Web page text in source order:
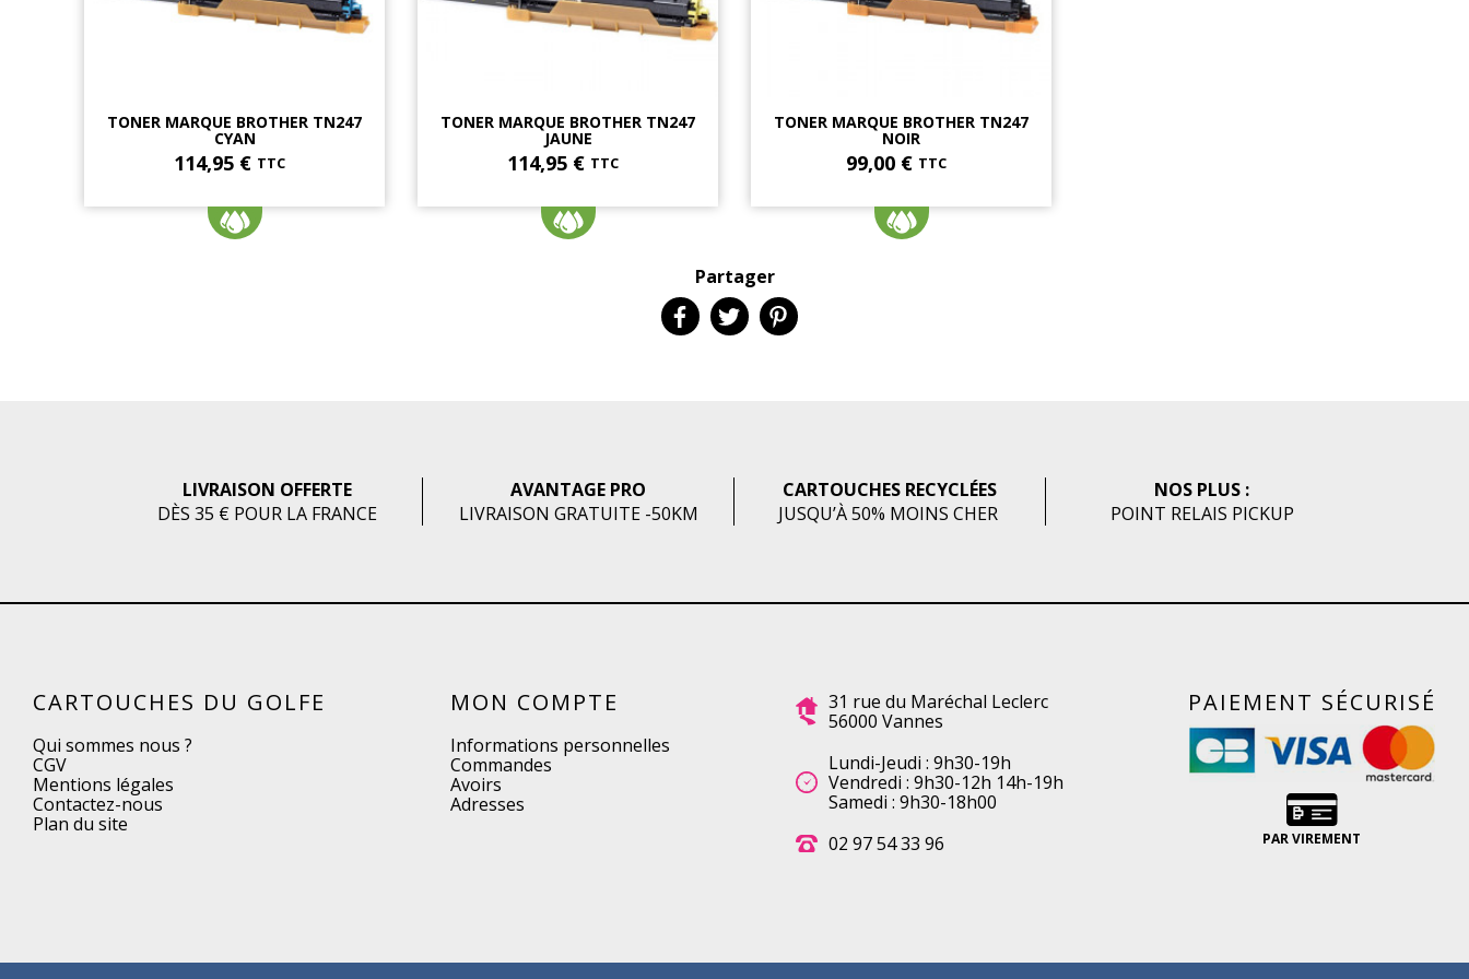
TONER MARQUE BROTHER TN247
CYAN
114,95 € TTC
TONER MARQUE BROTHER TN247
JAUNE
114,95 € TTC
TONER MARQUE BROTHER TN247
NOIR
99,00 € TTC
Partager
LIVRAISON OFFERTE
DÈS 35 € POUR LA FRANCE
AVANTAGE PRO
LIVRAISON GRATUITE -50KM
CARTOUCHES RECYCLÉES
JUSQU’À 50% MOINS CHER
NOS PLUS :
POINT RELAIS PICKUP
CARTOUCHES DU GOLFE
Qui sommes nous ?
CGV
Mentions légales
Contactez-nous
Plan du site
MON COMPTE
Informations personnelles
Commandes
Avoirs
Adresses
31 rue du Maréchal Leclerc
56000 Vannes
Lundi-Jeudi : 9h30-19h
Vendredi : 9h30-12h 14h-19h
Samedi : 9h30-18h00
02 97 54 33 96
PAIEMENT SÉCURISÉ
PAR VIREMENT